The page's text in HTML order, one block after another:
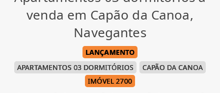
venda em Capão da Canoa,
Navegantes
LANÇAMENTO
APARTAMENTOS 03 DORMITÓRIOS
CAPÃO DA CANOA
IMÓVEL 2700